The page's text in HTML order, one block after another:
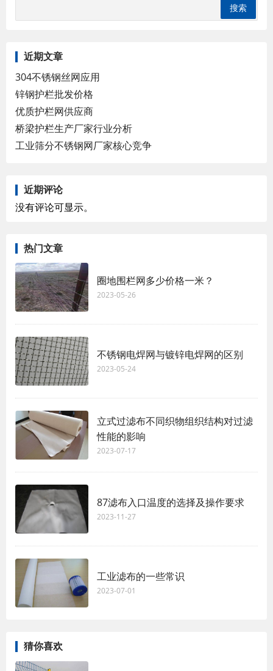
近期文章
304不锈钢丝网应用
锌钢护栏批发价格
优质护栏网供应商
桥梁护栏生产厂家行业分析
工业筛分不锈钢网厂家核心竞争
近期评论
没有评论可显示。
热门文章
圈地围栏网多少价格一米？
2023-05-26
不锈钢电焊网与镀锌电焊网的区别
2023-05-24
立式过滤布不同织物组织结构对过滤
性能的影响
2023-07-17
87滤布入口温度的选择及操作要求
2023-11-27
工业滤布的一些常识
2023-07-01
猜你喜欢